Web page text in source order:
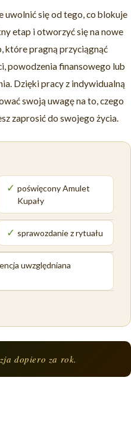
uwolnić się od tego, co blokuje
etap i otworzyć się na nowe
które pragną przyciągnąć
powodzenia finansowego lub
Dzięki pracy z indywidualną
swoją uwagę na to, czego
zaprosić do swojego życia.
✓ poświęcony Amulet
Kupały
✓ sprawozdanie z rytuału
uwzględniana
dopiero za rok.